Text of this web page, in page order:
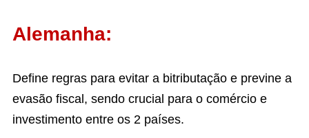
Alemanha:
Define regras para evitar a bitributação e previne a
evasão fiscal, sendo crucial para o comércio e
investimento entre os 2 países.